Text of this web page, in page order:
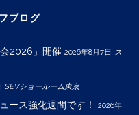
ブログ
2026」開催 2026年8月7日 ス
SEVショールーム東京
ース強化週間です！
2026年